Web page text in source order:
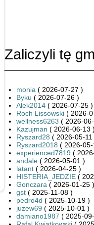
Zaliczyli tę
monia ( 2026-07-27 )
Byku ( 2026-07-26 )
Alek2014( 2026-07-25 )
Roch Lissowski( 2026-
wellness6263 ( 2026-
Kazujman ( 2026-06-13 )
Ryszard28 ( 2026-05-11
Ryszard2018 ( 2026-05-
experienced7819 (
andale( 2026-05-01 )
latant( 2026-04-25 )
HISTERIA_JEDZIE(
Gonczara ( 2026-01-25 )
gst( 2025-11-08 )
pedro4d ( 2025-10-19 )
juzew69 ( 2025-10-01 )
damiano1987 ( 2025-